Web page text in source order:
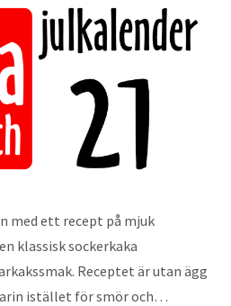
med ett recept på mjuk
klassisk sockerkaka
Receptet är utan ägg
istället för smör och…